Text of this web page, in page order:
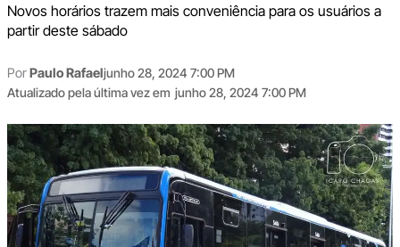
Novos horários trazem mais conveniência para os usuários a
partir deste sábado
PorPaulo Rafaeljunho 28, 2024 7:00 PM
Atualizado pela última vez em junho 28, 2024 7:00 PM